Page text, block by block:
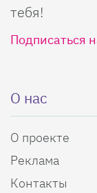
тебя!
Подписаться
О нас
О проекте
Реклама
Контакты